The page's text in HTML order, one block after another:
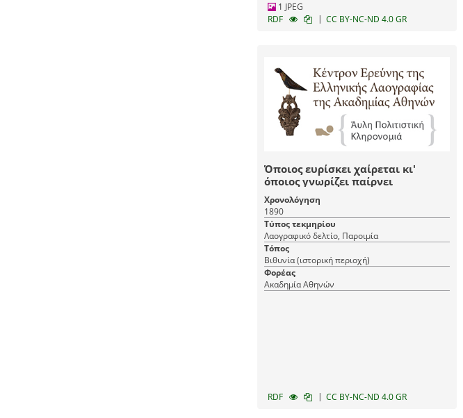
1 JPEG
RDF
| CC BY-NC-ND 4.0 GR
Όποιος ευρίσκει χαίρεται κι'
όποιος γνωρίζει παίρνει
Χρονολόγηση
1890
Τύπος τεκμηρίου
Λαογραφικό δελτίο, Παροιμία
Τόπος
Βιθυνία (ιστορική περιοχή)
Φορέας
Ακαδημία Αθηνών
RDF | CC BY-NC-ND 4.0 GR